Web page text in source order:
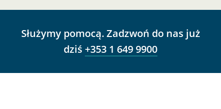
Służymy pomocą. Zadzwoń do nas już
dziś +353 1 649 9900